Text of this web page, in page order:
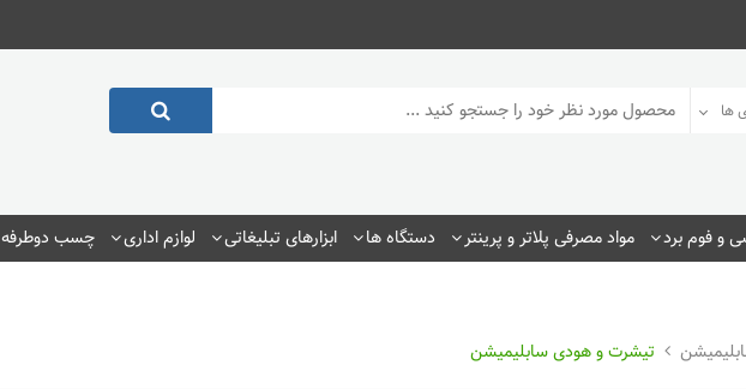
ها
و فوم برد مواد مصرفی پلاتر و پرینتر دستگاه ها ابزارهای تبلیغاتی لوازم اداری چسب دوطرفه
تیشرت و هودی سابلیمیشن